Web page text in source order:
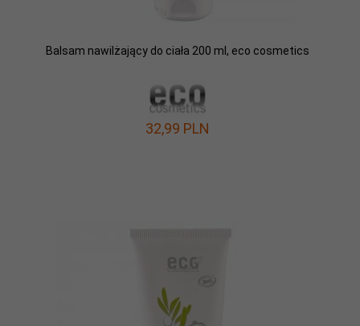
Balsam nawilżający do ciała 200 ml, eco cosmetics
32,99 PLN